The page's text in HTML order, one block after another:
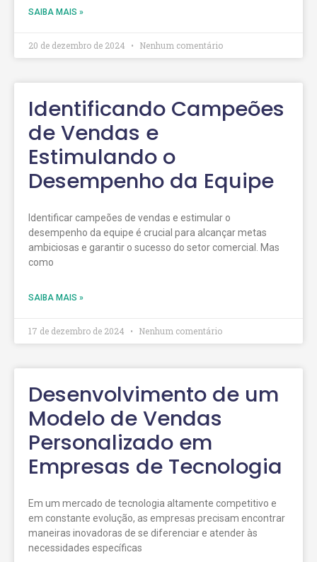
SAIBA MAIS »
20 de dezembro de 2024 Nenhum comentário
Identificando Campeões
de Vendas e
Estimulando o
Desempenho da Equipe
Identificar campeões de vendas e estimular o
desempenho da equipe é crucial para alcançar metas
ambiciosas e garantir o sucesso do setor comercial. Mas
como
SAIBA MAIS »
17 de dezembro de 2024 Nenhum comentário
Desenvolvimento de um
Modelo de Vendas
Personalizado em
Empresas de Tecnologia
Em um mercado de tecnologia altamente competitivo e
em constante evolução, as empresas precisam encontrar
maneiras inovadoras de se diferenciar e atender às
necessidades específicas